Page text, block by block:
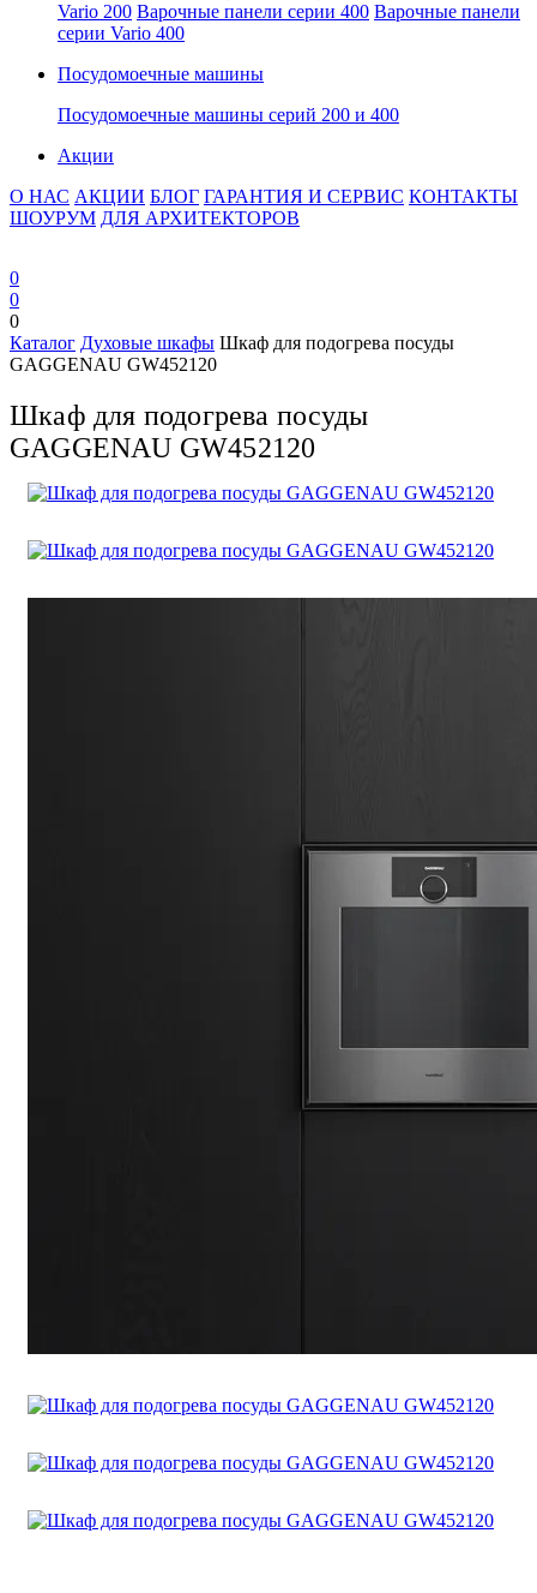
Vario 200 Варочные панели серии 400 Варочные панели
серии Vario 400
Посудомоечные машины
Посудомоечные машины серий 200 и 400
Акции
О НАС АКЦИИ БЛОГ ГАРАНТИЯ И СЕРВИС КОНТАКТЫ
ШОУРУМ ДЛЯ АРХИТЕКТОРОВ
0
0
0
Каталог Духовые шкафы Шкаф для подогрева посуды
GAGGENAU GW452120
Шкаф для подогрева посуды
GAGGENAU GW452120